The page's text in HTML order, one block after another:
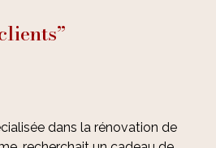
dans la rénovation de